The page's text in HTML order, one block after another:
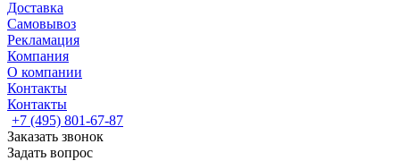
Доставка
Самовывоз
Рекламация
Компания
О компании
Контакты
Контакты
+7 (495) 801-67-87
Заказать звонок
Задать вопрос